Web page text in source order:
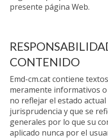
presente página Web.
CONTENIDO
Emd-cm.cat contiene
meramente informativos
no reflejar el estado
jurisprudencia y que se
generales por lo que su
aplicado nunca por el